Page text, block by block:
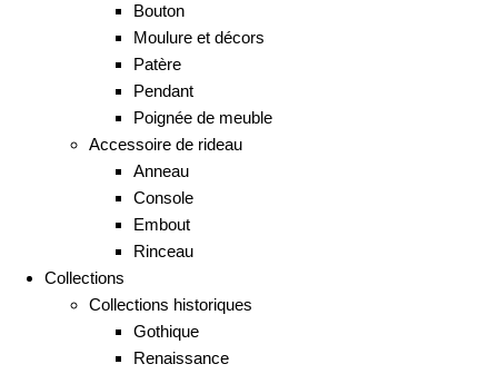
Bouton
Moulure et décors
Patère
Pendant
Poignée de meuble
Accessoire de rideau
Anneau
Console
Embout
Rinceau
Collections
Collections historiques
Gothique
Renaissance